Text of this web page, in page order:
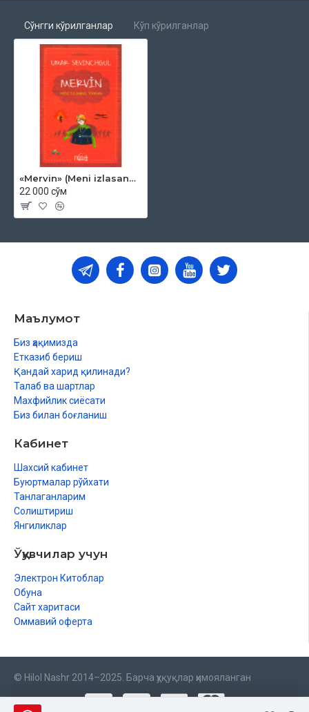
Сўнгги кўрилганлар Кўп кўрилганлар
«Mervin» (Meni izlasang, topasan)
22 000 сўм
Маълумот
Биз ҳақимизда
Етказиб бериш
Қандай харид қилинади?
Талаб ва шартлар
Махфийлик сиёсати
Биз билан боғланиш
Кабинет
Шахсий кабинет
Буюртмалар рўйхати
Танлаганларим
Солиштириш
Янгиликлар
Ўқувчилар учун
Электрон Китоблар
Обуна
Сайт харитаси
Оммавий оферта
© Hilol Nashr 2014–2025. Барча ҳуқуқлар ҳимояланган